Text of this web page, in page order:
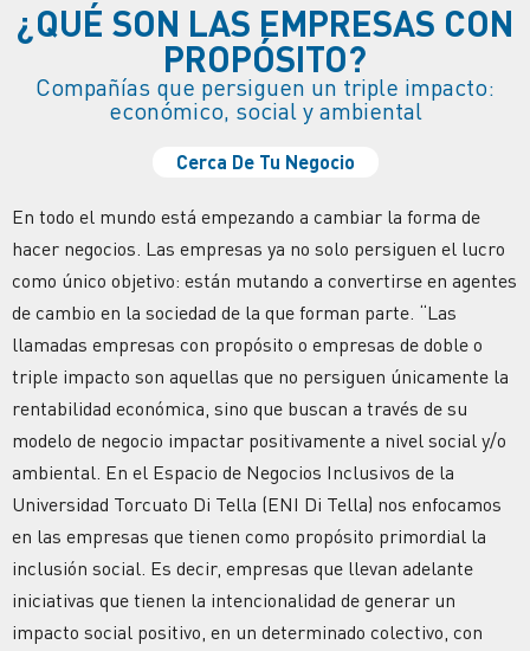
¿QUÉ SON LAS EMPRESAS CON
PROPÓSITO?
Compañías que persiguen un triple impacto:
económico, social y ambiental
Cerca De Tu Negocio
En todo el mundo está empezando a cambiar la forma de
hacer negocios. Las empresas ya no solo persiguen el lucro
como único objetivo: están mutando a convertirse en agentes
de cambio en la sociedad de la que forman parte. “Las
llamadas empresas con propósito o empresas de doble o
triple impacto son aquellas que no persiguen únicamente la
rentabilidad económica, sino que buscan a través de su
modelo de negocio impactar positivamente a nivel social y/o
ambiental. En el Espacio de Negocios Inclusivos de la
Universidad Torcuato Di Tella (ENI Di Tella) nos enfocamos
en las empresas que tienen como propósito primordial la
inclusión social. Es decir, empresas que llevan adelante
iniciativas que tienen la intencionalidad de generar un
impacto social positivo, en un determinado colectivo, con